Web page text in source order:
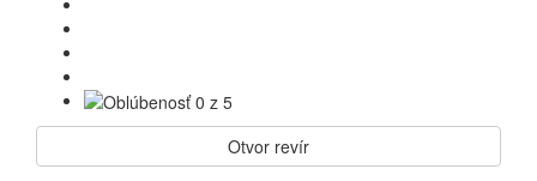
Otvor revír